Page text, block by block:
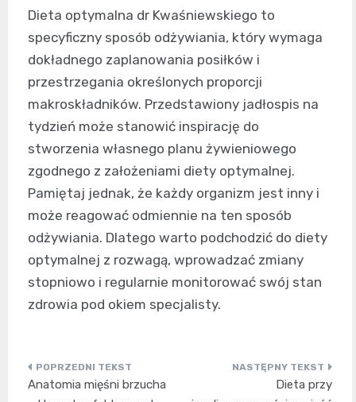
Dieta optymalna dr Kwaśniewskiego to
specyficzny sposób odżywiania, który wymaga
dokładnego zaplanowania posiłków i
przestrzegania określonych proporcji
makroskładników. Przedstawiony jadłospis na
tydzień może stanowić inspirację do
stworzenia własnego planu żywieniowego
zgodnego z założeniami diety optymalnej.
Pamiętaj jednak, że każdy organizm jest inny i
może reagować odmiennie na ten sposób
odżywiania. Dlatego warto podchodzić do diety
optymalnej z rozwagą, wprowadzać zmiany
stopniowo i regularnie monitorować swój stan
zdrowia pod okiem specjalisty.
Nawigacja
Anatomia mięśni brzucha
Dieta przy